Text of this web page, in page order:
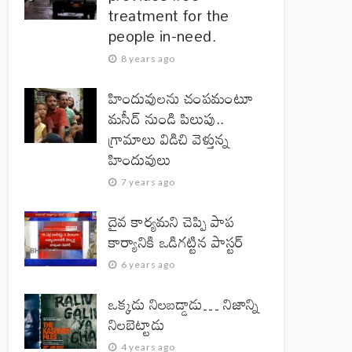
treatment for the
people in-need.
8 years ago
హిందువులను చంపమంటూ
మసీద్ నుండి పిలుపు..
గ్రామాలు విడిచి వెళ్తున్న
హిందువులు
7 years ago
దైవ కార్యమని చెప్పి పాప
కార్యానికి ఒడిగట్టిన పాస్టర్
6 years ago
ఒక్కడు నిలబడ్డాడు… నిజాన్ని
నిలబెట్టాడు
4 years ago